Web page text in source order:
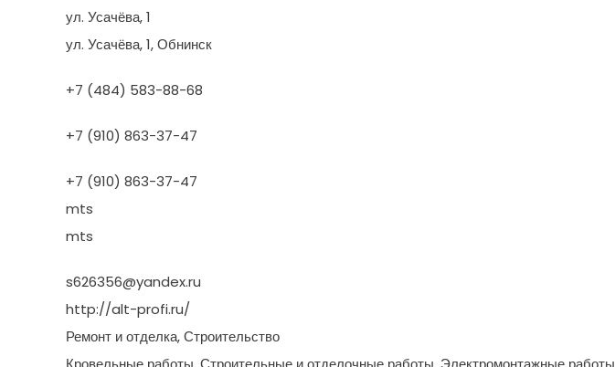
ул. Усачёва, 1
ул. Усачёва, 1, Обнинск
+7 (484) 583-88-68
+7 (910) 863-37-47
+7 (910) 863-37-47
mts
mts
s626356@yandex.ru
http://alt-profi.ru/
Ремонт и отделка, Строительство